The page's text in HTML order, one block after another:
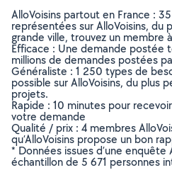
AlloVoisins partout en France :
représentées sur AlloVoisins, du
grande ville, trouvez un membre
Efficace : Une demande postée
millions de demandes postées
Généraliste : 1 250 types de
possible sur AlloVoisins, du plus
projets.
Rapide : 10 minutes pour
votre demande
Qualité / prix : 4 membres
qu’AlloVoisins propose un bon
* Données issues d’une enquête
échantillon de 5 671 personnes